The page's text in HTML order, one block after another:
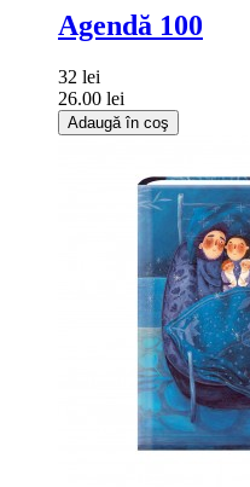
Agendă 100
32 lei
26.00 lei
Adaugă în coş